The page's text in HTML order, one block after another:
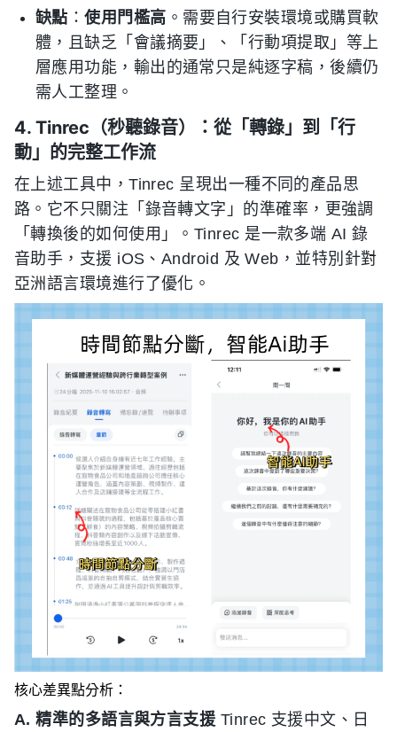
缺點 ：使用門檻高 。需要自行安裝環境或購買軟
體，且缺乏「會議摘要」、「行動項提取」等上
層應用功能，輸出的通常只是純逐字稿，後續仍
需人工整理。
4. Tinrec（秒聽錄音）：從「轉錄」到「行
動」的完整工作流
在上述工具中，Tinrec 呈現出一種不同的產品思
路。它不只關注「錄音轉文字」的準確率，更強調
「轉換後的如何使用」。Tinrec 是一款多端 AI 錄
音助手，支援 iOS、Android 及 Web，並特別針對
亞洲語言環境進行了優化。
核心差異點分析：
A. 精準的多語言與方言支援 Tinrec 支援中文、日